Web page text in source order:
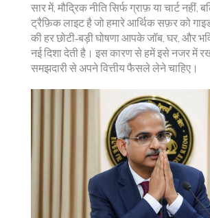
सार में, मौद्रिक नीति सिर्फ ग्राफ़ या चार्ट नहीं,
ट्रैफ़िक लाइट है जो हमारे आर्थिक सफ़र को
की हर छोटी‑बड़ी घोषणा आपके जॉब, घर, और
नई दिशा देती है। इस कारण से हमें इसे नजर में
समझदारी से अपने वित्तीय फैसले लेने चाहिए।